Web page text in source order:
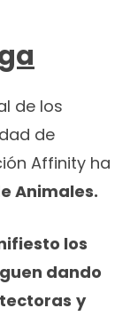
de los
de
Affinity ha
Animales.
los
dando
y